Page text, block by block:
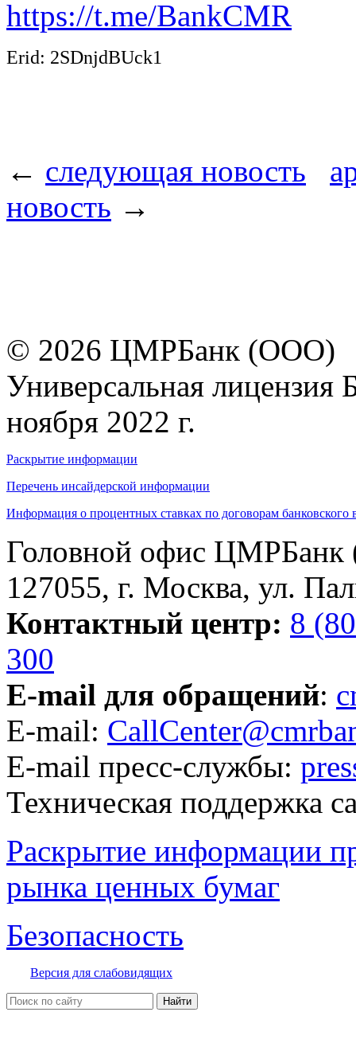
https://t.me/BankCMR
Erid: 2SDnjdBUck1
← следующая новость
новость →
© 2026 ЦМРБанк (ООО)
Универсальная
ноября 2022 г.
Раскрытие информации
Перечень инсайдерской информации
Информация о процентных ставках по договорам банковского
Головной офис
127055, г. Москва, ул.
Контактный центр: 8
300
E-mail для обращений:
E-mail:
E-mail пресс-службы:
Техническая поддержка
Раскрытие информации
рынка ценных бумаг
Безопасность
Версия для слабовидящих
Найти